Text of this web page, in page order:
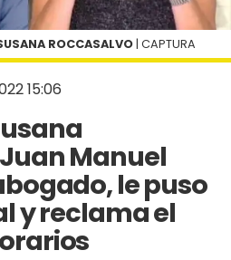
15:06
Manuel
le puso
y reclama el
ROCCASALVO | CAPTURA